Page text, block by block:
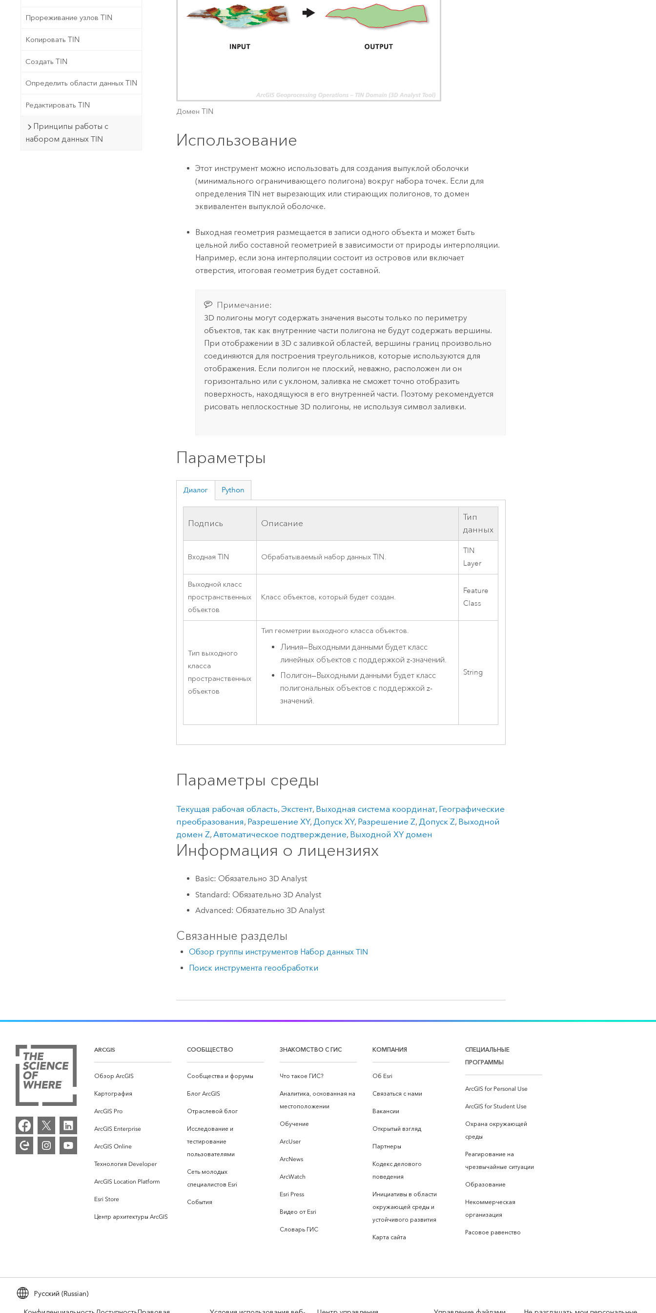
Прореживание узлов TIN
Копировать TIN
Создать TIN
Определить области данных TIN
Редактировать TIN
Принципы работы с
набором данных TIN
Домен TIN
Использование
Этот инструмент можно использовать для создания выпуклой оболочки
(минимального ограничивающего полигона) вокруг набора точек. Если для
определения TIN нет вырезающих или стирающих полигонов, то домен
эквивалентен выпуклой оболочке.
Выходная геометрия размещается в записи одного объекта и может быть
цельной либо составной геометрией в зависимости от природы интерполяции.
Например, если зона интерполяции состоит из островов или включает
отверстия, итоговая геометрия будет составной.
Примечание:
3D полигоны могут содержать значения высоты только по периметру
объектов, так как внутренние части полигона не будут содержать вершины.
При отображении в 3D с заливкой областей, вершины границ произвольно
соединяются для построения треугольников, которые используются для
отображения. Если полигон не плоский, неважно, расположен ли он
горизонтально или с уклоном, заливка не сможет точно отобразить
поверхность, находящуюся в его внутренней части. Поэтому рекомендуется
рисовать неплоскостные 3D полигоны, не используя символ заливки.
Параметры
Диалог Python
Подпись Описание
Тип
данных
Входная TIN Обрабатываемый набор данных TIN.
TIN
Layer
Выходной класс
пространственных
объектов
Класс объектов, который будет создан.
Feature
Class
Тип выходного
класса
пространственных
объектов
Тип геометрии выходного класса объектов.
Линия—Выходными данными будет класс
линейных объектов с поддержкой z-значений.
Полигон—Выходными данными будет класс
полигональных объектов с поддержкой z-
значений.
String
Параметры среды
Текущая рабочая область,Экстент, Выходная система координат, Географические
преобразования, Разрешение XY, Допуск XY, Разрешение Z, Допуск Z, Выходной
домен Z,Автоматическое подтверждение, Выходной XY домен
Информация о лицензиях
Basic: Обязательно 3D Analyst
Standard: Обязательно 3D Analyst
Advanced: Обязательно 3D Analyst
Связанные разделы
Обзор группы инструментов Набор данных TIN
Поиск инструмента геообработки
ARCGIS
Обзор ArcGIS
Картография
ArcGIS Pro
ArcGIS Enterprise
ArcGIS Online
Технология Developer
ArcGIS Location Platform
Esri Store
Центр архитектуры ArcGIS
СООБЩЕСТВО
Сообщества и форумы
Блог ArcGIS
Отраслевой блог
Исследование и
тестирование
пользователями
Сеть молодых
специалистов Esri
События
ЗНАКОМСТВО С ГИС
Что такое ГИС?
Аналитика, основанная на
местоположении
Обучение
ArcUser
ArcNews
ArcWatch
Esri Press
Видео от Esri
Словарь ГИС
КОМПАНИЯ
Об Esri
Связаться с нами
Вакансии
Открытый взгляд
Партнеры
Кодекс делового
поведения
Инициативы в области
окружающей среды и
устойчивого развития
Карта сайта
СПЕЦИАЛЬНЫЕ
ПРОГРАММЫ
ArcGIS for Personal Use
ArcGIS for Student Use
Охрана окружающей
среды
Реагирование на
чрезвычайные ситуации
Образование
Некоммерческая
организация
Расовое равенство
Русский (Russian)